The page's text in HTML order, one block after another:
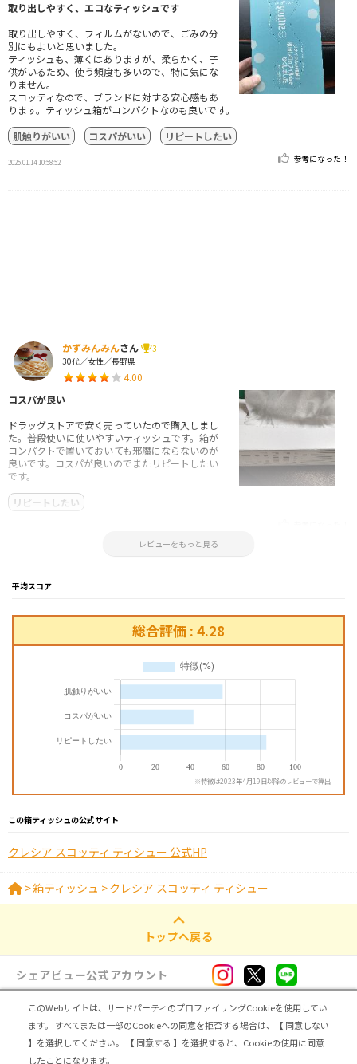
取り出しやすく、エコなティッシュです
取り出しやすく、フィルムがないので、ごみの分
別にもよいと思いました。
ティッシュも、薄くはありますが、柔らかく、子
供がいるため、使う頻度も多いので、特に気にな
りません。
スコッティなので、ブランドに対する安心感もあ
ります。ティッシュ箱がコンパクトなのも良いです。
肌触りがいい
コスパがいい リピートしたい
2025.01.14 10:58:52 参考になった！
かずみんみんさん
3
30代／女性／長野県
4.00
コスパが良い
ドラッグストアで安く売っていたので購入しまし
た。普段使いに使いやすいティッシュです。箱が
コンパクトで置いておいても邪魔にならないのが
良いです。コスパが良いのでまたリピートしたい
です。
リピートしたい
レビューをもっと見る
平均スコア
総合評価 : 4.28
※特徴は2023年4月19日以降のレビューで算出
この箱ティッシュの公式サイト
クレシア スコッティ ティシュー 公式HP
>箱ティッシュ >クレシア スコッティ ティシュー
トップへ戻る
シェアビュー公式アカウント
ログイン・新規登録
トップ | シェアビューとは レビュアー向け シェアビューインタビュー | カテゴリ一覧
このWebサイトは、サードパーティのプロファイリングCookieを使用してい
ます。
すべてまたは一部のCookieへの同意を拒否する場合は、【 同意しない
】を選択してください。
【 同意する 】を選択すると、Cookieの使用に同意
したことになります。